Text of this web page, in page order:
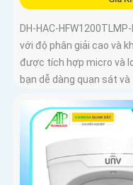
DH-HAC-
với độ phân giải cao và
được tích hợp micro và
bạn dễ dàng quan sát